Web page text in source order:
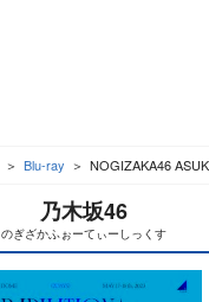
Blu-ray NOGIZAKA46
乃木坂46
のぎざかふぉーてぃーしっくす